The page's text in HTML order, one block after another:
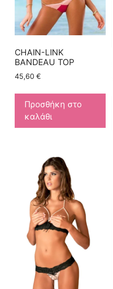
CHAIN-LINK
BANDEAU TOP
45,60 €
Προσθήκη στο
καλάθι